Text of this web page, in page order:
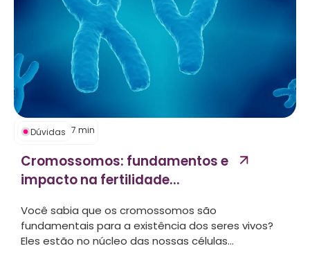
Dúvidas 7 min
Cromossomos: fundamentos e
impacto na fertilidade...
Você sabia que os cromossomos são
fundamentais para a existência dos seres vivos?
Eles estão no núcleo das nossas células...